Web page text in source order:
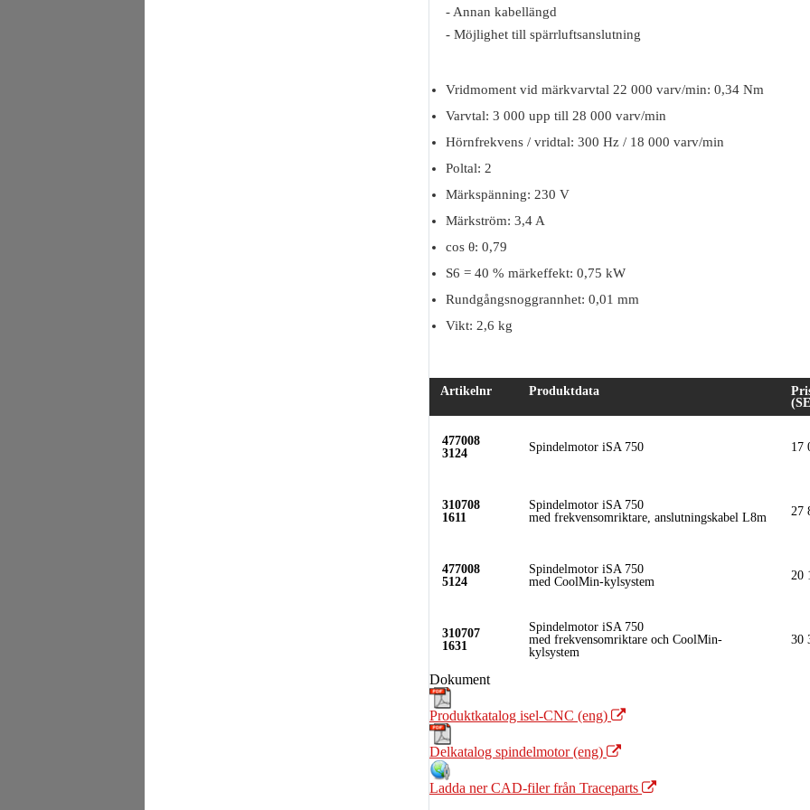
- Annan kabellängd
- Möjlighet till spärrluftsanslutning
Vridmoment vid märkvarvtal 22 000 varv/min: 0,34 Nm
Varvtal: 3 000 upp till 28 000 varv/min
Hörnfrekvens / vridtal: 300 Hz / 18 000 varv/min
Poltal: 2
Märkspänning: 230 V
Märkström: 3,4 A
cos θ: 0,79
S6 = 40 % märkeffekt: 0,75 kW
Rundgångsnoggrannhet: 0,01 mm
Vikt: 2,6 kg
Artikelnr Produktdata
477008
3124
Spindelmotor iSA 750
17
310708
1611
Spindelmotor iSA 750
med frekvensomriktare, anslutningskabel L8m
27
477008
5124
Spindelmotor iSA 750
med CoolMin-kylsystem
20
310707
1631
Spindelmotor iSA 750
med frekvensomriktare och CoolMin-
kylsystem
30
Dokument
Produktkatalog isel-CNC (eng)
Delkatalog spindelmotor (eng)
Ladda ner CAD-filer från Traceparts